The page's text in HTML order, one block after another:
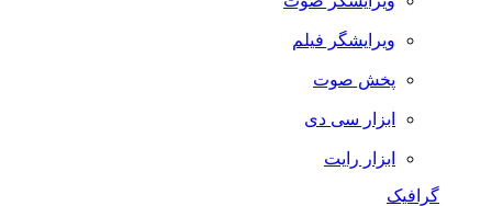
ویرایشگر فیلم
پخش صوت
ابزار سی دی
ابزار رایت
گرافیک